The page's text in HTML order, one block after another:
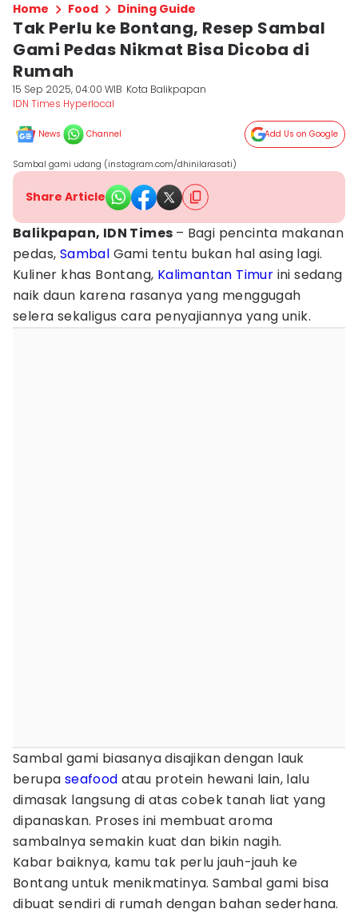
Home Food Dining Guide
Tak Perlu ke Bontang, Resep Sambal
Gami Pedas Nikmat Bisa Dicoba di
Rumah
15 Sep 2025, 04:00 WIB Kota Balikpapan
IDN Times Hyperlocal
News Channel Add Us on Google
Sambal gami udang (instagram.com/dhinilarasati)
Share Article
Balikpapan, IDN Times – Bagi pencinta makanan
pedas, Sambal Gami tentu bukan hal asing lagi.
Kuliner khas Bontang, Kalimantan Timur ini sedang
naik daun karena rasanya yang menggugah
selera sekaligus cara penyajiannya yang unik.
Sambal gami biasanya disajikan dengan lauk
berupa seafood atau protein hewani lain, lalu
dimasak langsung di atas cobek tanah liat yang
dipanaskan. Proses ini membuat aroma
sambalnya semakin kuat dan bikin nagih.
Kabar baiknya, kamu tak perlu jauh-jauh ke
Bontang untuk menikmatinya. Sambal gami bisa
dibuat sendiri di rumah dengan bahan sederhana.